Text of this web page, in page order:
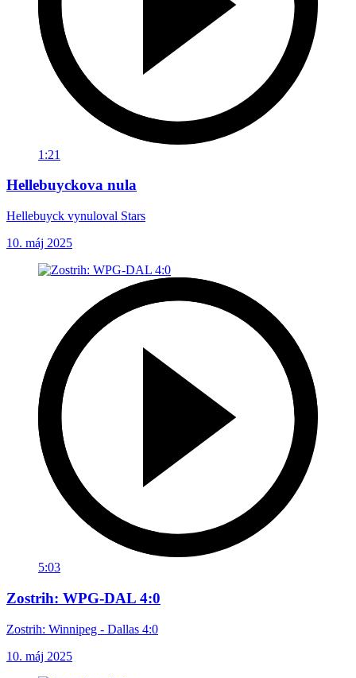
1:21
Hellebuyckova nula
Hellebuyck vynuloval Stars
10. máj 2025
5:03
Zostrih: WPG-DAL 4:0
Zostrih: Winnipeg - Dallas 4:0
10. máj 2025